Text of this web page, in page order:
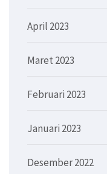
April 2023
Maret 2023
Februari 2023
Januari 2023
Desember 2022